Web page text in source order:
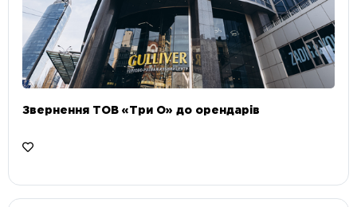
Звернення ТОВ «Три О» до орендарів